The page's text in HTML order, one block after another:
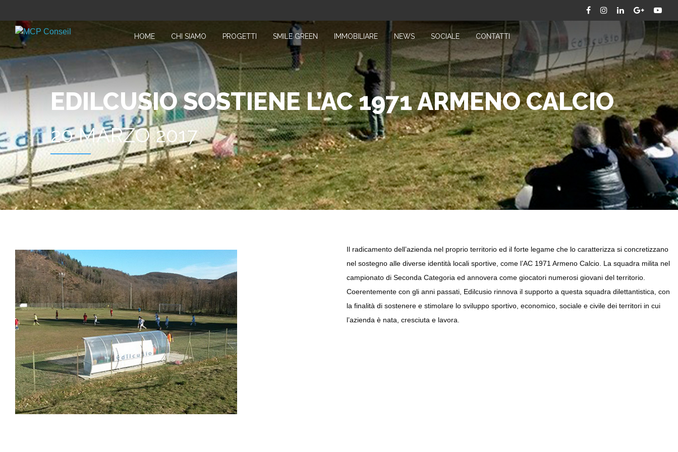
HOME CHI SIAMO PROGETTI SMILE GREEN IMMOBILIARE NEWS SOCIALE CONTATTI
EDILCUSIO SOSTIENE L’AC 1971 ARMENO CALCIO
20 MARZO 2017
Il radicamento dell’azienda nel proprio territorio ed il forte legame che lo caratterizza si concretizzano
nel sostegno alle diverse identità locali sportive, come l’AC 1971 Armeno Calcio. La squadra milita nel
campionato di Seconda Categoria ed annovera come giocatori numerosi giovani del territorio.
Coerentemente con gli anni passati, Edilcusio rinnova il supporto a questa squadra dilettantistica, con
la finalità di sostenere e stimolare lo sviluppo sportivo, economico, sociale e civile dei territori in cui
l’azienda è nata, cresciuta e lavora.